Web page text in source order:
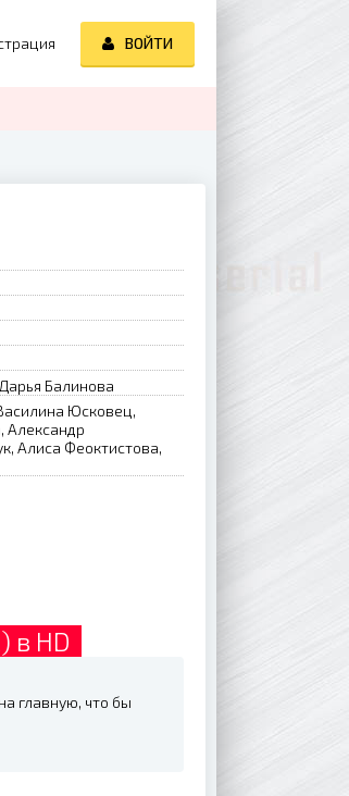
Бaлинoвa
Юcкoвeц,
Aлeкcaндp
Aлиca Фeoктиcтoвa,
в HD
главную, что бы
ВОЙТИ